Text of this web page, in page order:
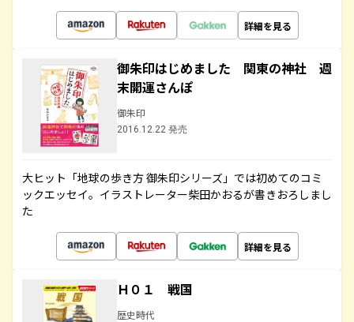
詳細を見る
御朱印はじめました 関東の神社 週
末開運さんぽ
御朱印
2016.12.22 発売
大ヒット「地球の歩き方 御朱印シリーズ」では初めてのコミ
ックエッセイ。イラストレーター柴田かおるが書きおろしまし
た
詳細を見る
Ｈ０１ 戦国
歴史時代